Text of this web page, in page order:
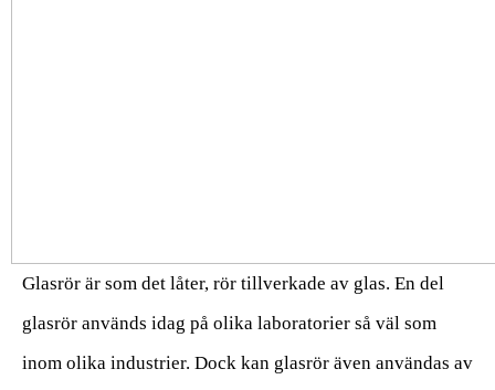
Glasrör är som det låter, rör tillverkade av glas. En del
glasrör används idag på olika laboratorier så väl som
inom olika industrier. Dock kan glasrör även användas av